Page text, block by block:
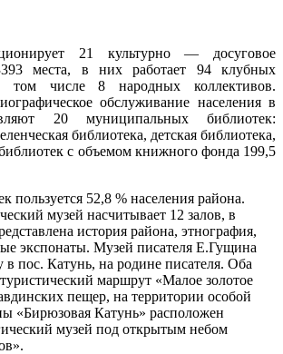
21 культурно — досуговое
места, в них работает 94 клубных
том числе 8 народных коллективов.
обслуживание населения в
20 муниципальных библиотек:
библиотека, детская библиотека,
с объемом книжного фонда 199,5
пользуется 52,8 % населения района.
музей насчитывает 12 залов, в
история района, этнография,
экспонаты. Музей писателя Е.Гущина
в пос. Катунь, на родине писателя. Оба
маршрут «Малое золотое
пещер, на территории особой
«Бирюзовая Катунь» расположен
музей под открытым небом